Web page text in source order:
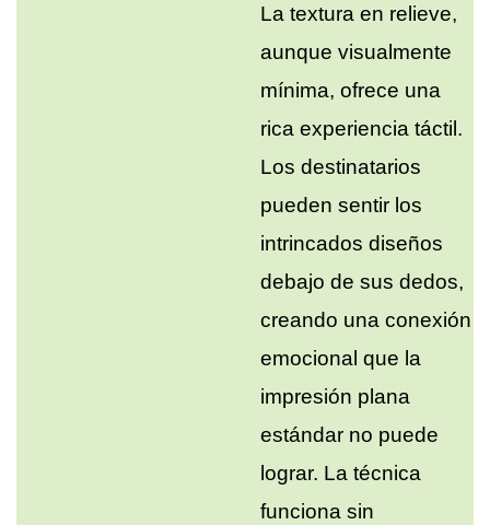
La textura en relieve,
aunque visualmente
mínima, ofrece una
rica experiencia táctil.
Los destinatarios
pueden sentir los
intrincados diseños
debajo de sus dedos,
creando una conexión
emocional que la
impresión plana
estándar no puede
lograr. La técnica
funciona sin